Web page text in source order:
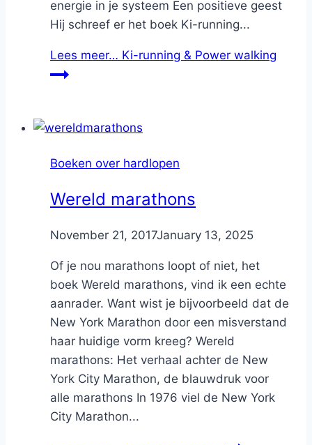
energie in je systeem Een positieve geest
Hij schreef er het boek Ki-running...
Lees meer… Ki-running & Power walking
Boeken over hardlopen
Wereld marathons
ByNicole
November 21, 2017January 13, 2025
Of je nou marathons loopt of niet, het
boek Wereld marathons, vind ik een echte
aanrader. Want wist je bijvoorbeeld dat de
New York Marathon door een misverstand
haar huidige vorm kreeg? Wereld
marathons: Het verhaal achter de New
York City Marathon, de blauwdruk voor
alle marathons In 1976 viel de New York
City Marathon...